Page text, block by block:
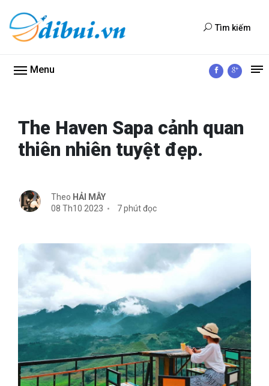
Tìm kiếm
Menu
The Haven Sapa cảnh quan
thiên nhiên tuyệt đẹp.
Theo HẢI MÂY
08 Th10 2023
7 phút đọc